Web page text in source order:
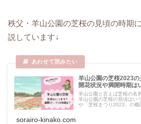
秩父・羊山公園の芝桜の見頃の時期
説しています↓
羊山公園の芝桜2023
開花状況や満開時期は
羊山公園と言えば芝桜の名
羊山公園の芝桜の見頃はい
や「芝桜まつり2023」の概
sorairo-kinako.com